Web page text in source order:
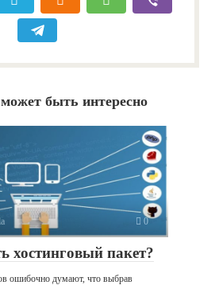
быть интересно
0
хостинговый пакет?
ошибочно думают, что выбрав